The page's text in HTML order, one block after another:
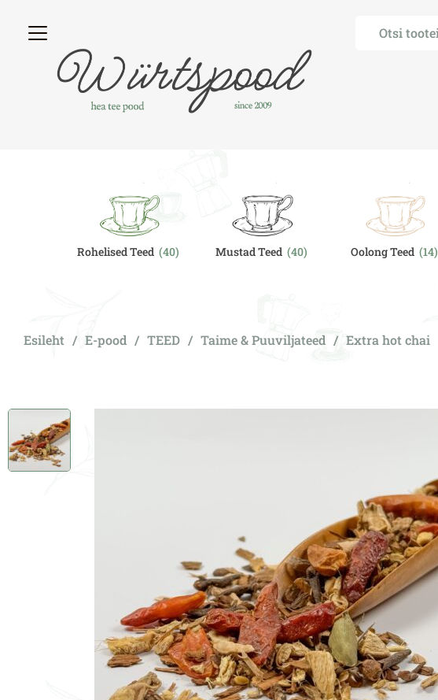
Rohelised Teed (40) Mustad Teed (40) Oolong Teed (14)
Esileht / E-pood / TEED / Taime & Puuviljateed / Extra hot chai